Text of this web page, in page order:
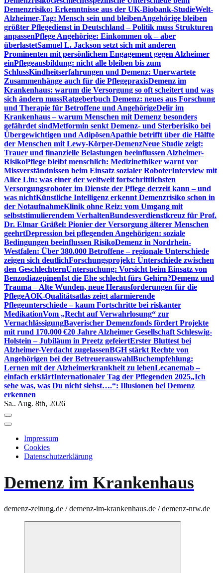
Demenzrisiko: Erkenntnisse aus der UK-Biobank-StudieWelt-
Alzheimer-Tag: Mensch sein und bleibenAngehörige bleiben
größter Pflegedienst in Deutschland – Politik muss Strukturen
anpassenPflege Angehörige: Einkommen ok – aber
überlastetSamuel L. Jackson setzt sich mit anderen
Prominenten mit persönlichem Engagement gegen Alzheimer
einPflegeausbildung: nicht alle bleiben bis zum
SchlussKindheitserfahrungen und Demenz: Unerwartete
Zusammenhänge auch für die PflegepraxisDemenz im
Krankenhaus: warum die Versorgung so oft scheitert und was
sich ändern mussRatgeberbuch Demenz: neues aus Forschung
und Therapie für Betroffene und AngehörigeDelir im
Krankenhaus – warum Menschen mit Demenz besonders
gefährdet sindMetformin senkt Demenz- und Sterberisiko bei
Übergewichtigen und AdipösenApathie betrifft über die Hälfte
der Menschen mit Lewy-Körper-DemenzNeue Studie zeigt:
Trauer und finanzielle Belastungen beeinflussen Alzheimer-
RisikoPflege bleibt menschlich: Medizinethiker warnt vor
Missverständnissen beim Einsatz sozialer RoboterInterview mit
Alice Lin: was einer der weltweit fortschrittlichsten
Versorgungsroboter im Dienste der Pflege derzeit kann – und
was nichtKünstliche Intelligenz erkennt Demenzrisiko schon in
der NotaufnahmeKlinik ohne Reiz: vom Umgang mit
selbststimulierendem VerhaltenBundesverdienstkreuz für Prof.
Dr. Elmar Gräßel: Pionier der Versorgung älterer Menschen
geehrtDepression bei pflegenden Angehörigen: soziale
Bedingungen beeinflussen RisikoDemenz in Nordrhein-
Westfalen: Über 380.000 Betroffene – regionale Unterschiede
zeigen sich deutlichForschungsprojekt: Unterschiede zwischen
den GeschlechternUntersuchung: Vorsicht beim Einsatz von
BenzodiazepinenIst die Ehe schlecht fürs Gehirn?Demenz und
Trauma – Alte Wunden, neue Herausforderungen für die
PflegeAOK-Qualitätsatlas zeigt alarmierende
Pflegeunterschiede – kaum Fortschritte bei riskanter
MedikationVom „Recht auf Verwahrlosung“ zur
VernachlässigungBayerischer Demenzfonds fördert Projekte
mit rund 170.000 €20 Jahre Alzheimer Gesellschaft Schleswig-
Holstein – Jubiläum in Preetz gefeiertErster Bluttest bei
Alzheimer-Verdacht zugelassenBGH stärkt Rechte von
Angehörigen bei der BetreuerauswahlBuchempfehlung:
Lernen mit der Alzheimerkrankheit zu lebenLecanemab –
einfach erklärtInternationaler Tag der Pflegenden 2025„Ich
sehe was, was Du nicht siehst….“: Illusionen bei Demenz
erkennen
Sa.. Aug. 8th, 2026
Impressum
Cookies
Datenschutzerklärung
Demenz im Krankenhaus
demenz-zeitung.de / demenz-im-krankenhaus.de / demenz-nrw.de